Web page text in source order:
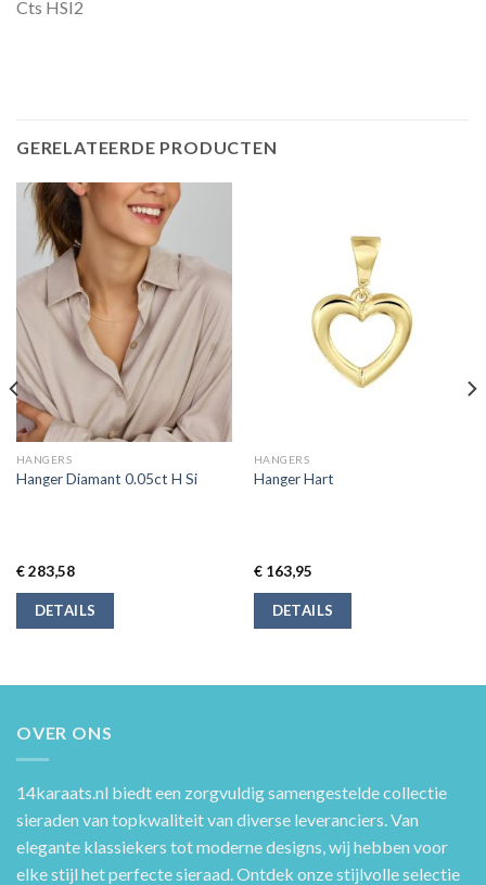
Cts HSI2
GERELATEERDE PRODUCTEN
HANGERS
Hanger Diamant 0.05ct H Si
€283,58
DETAILS
HANGERS
Hanger Hart
€163,95
DETAILS
OVER ONS
14karaats.nl biedt een zorgvuldig samengestelde collectie
sieraden van topkwaliteit van diverse leveranciers. Van
elegante klassiekers tot moderne designs, wij hebben voor
elke stijl het perfecte sieraad. Ontdek onze stijlvolle selectie